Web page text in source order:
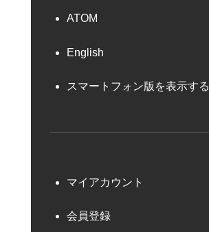
ATOM
English
スマートフォン版を表示する
マイアカウント
会員登録